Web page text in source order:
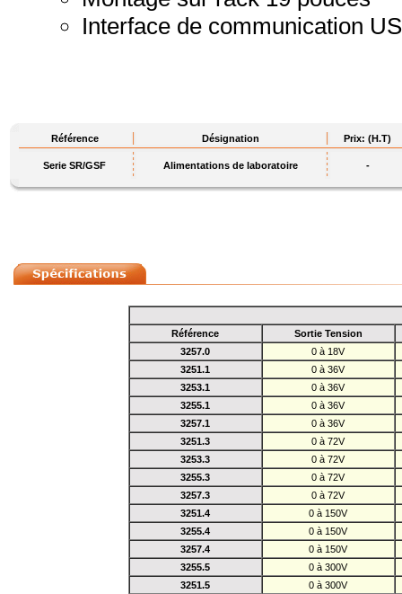
Interface de communication
Référence Désignation Prix: (H.T)
Serie SR/GSF Alimentations de laboratoire -
Référence
Sortie Tension
3257.0
0 à 18V
3251.1
0 à 36V
3253.1
0 à 36V
3255.1
0 à 36V
3257.1
0 à 36V
3251.3
0 à 72V
3253.3
0 à 72V
3255.3
0 à 72V
3257.3
0 à 72V
3251.4
0 à 150V
3255.4
0 à 150V
3257.4
0 à 150V
3255.5
0 à 300V
3251.5
0 à 300V